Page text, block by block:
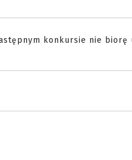
konkursie nie biorę